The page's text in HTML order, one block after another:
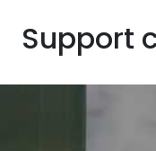
Support